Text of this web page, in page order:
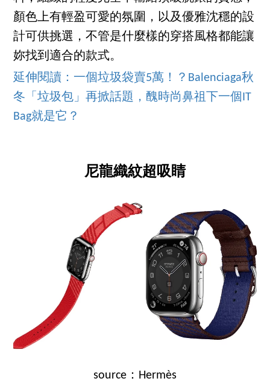
顏色上有輕盈可愛的氛圍，以及優雅沈穩的設
計可供挑選，不管是什麼樣的穿搭風格都能讓
妳找到適合的款式。
延伸閱讀：一個垃圾袋賣5萬！？Balenciaga秋
冬「垃圾包」再掀話題，醜時尚鼻祖下一個IT
Bag就是它？
尼龍織紋超吸睛
source：Hermès